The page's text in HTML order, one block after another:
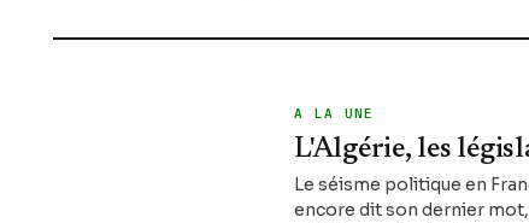
A LA UNE
L'Algérie, les
Le séisme politique en
encore dit son dernier